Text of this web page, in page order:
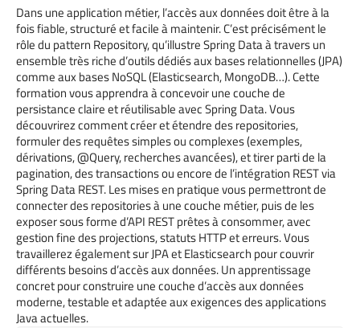
Dans une application métier, l’accès aux données doit être à la
fois fiable, structuré et facile à maintenir. C’est précisément le
rôle du pattern Repository, qu’illustre Spring Data à travers un
ensemble très riche d’outils dédiés aux bases relationnelles (JPA)
comme aux bases NoSQL (Elasticsearch, MongoDB…). Cette
formation vous apprendra à concevoir une couche de
persistance claire et réutilisable avec Spring Data. Vous
découvrirez comment créer et étendre des repositories,
formuler des requêtes simples ou complexes (exemples,
dérivations, @Query, recherches avancées), et tirer parti de la
pagination, des transactions ou encore de l’intégration REST via
Spring Data REST. Les mises en pratique vous permettront de
connecter des repositories à une couche métier, puis de les
exposer sous forme d’API REST prêtes à consommer, avec
gestion fine des projections, statuts HTTP et erreurs. Vous
travaillerez également sur JPA et Elasticsearch pour couvrir
différents besoins d’accès aux données. Un apprentissage
concret pour construire une couche d’accès aux données
moderne, testable et adaptée aux exigences des applications
Java actuelles.